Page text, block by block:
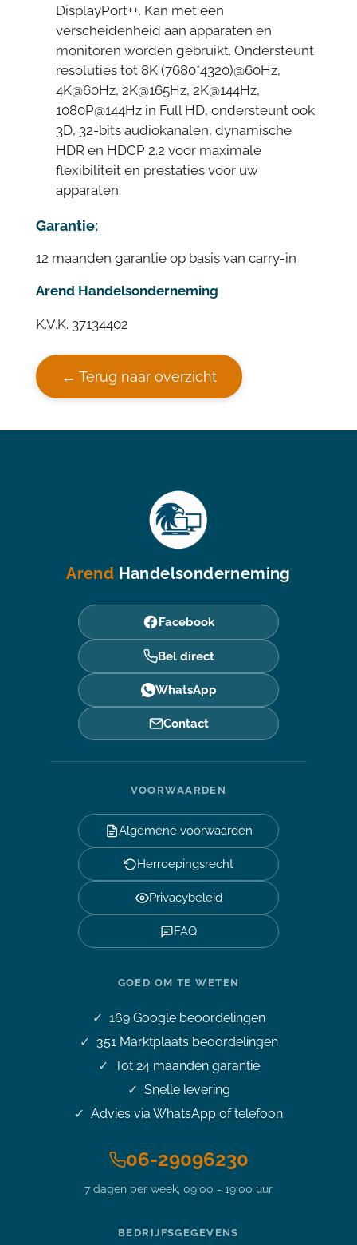
DisplayPort++. Kan met een
verscheidenheid aan apparaten en
monitoren worden gebruikt. Ondersteunt
resoluties tot 8K (7680*4320)@60Hz,
4K@60Hz, 2K@165Hz, 2K@144Hz,
1080P@144Hz in Full HD, ondersteunt ook
3D, 32-bits audiokanalen, dynamische
HDR en HDCP 2.2 voor maximale
flexibiliteit en prestaties voor uw
apparaten.
Garantie:
12 maanden garantie op basis van carry-in
Arend Handelsonderneming
K.V.K. 37134402
← Terug naar overzicht
Arend Handelsonderneming
Facebook
Bel direct
WhatsApp
Contact
VOORWAARDEN
Algemene voorwaarden
Herroepingsrecht
Privacybeleid
FAQ
GOED OM TE WETEN
169Google beoordelingen
351Marktplaats beoordelingen
Tot 24 maanden garantie
Snelle levering
Advies via WhatsApp of telefoon
06-29096230
7 dagen per week, 09:00 - 19:00 uur
BEDRIJFSGEGEVENS
Premium Displayport -